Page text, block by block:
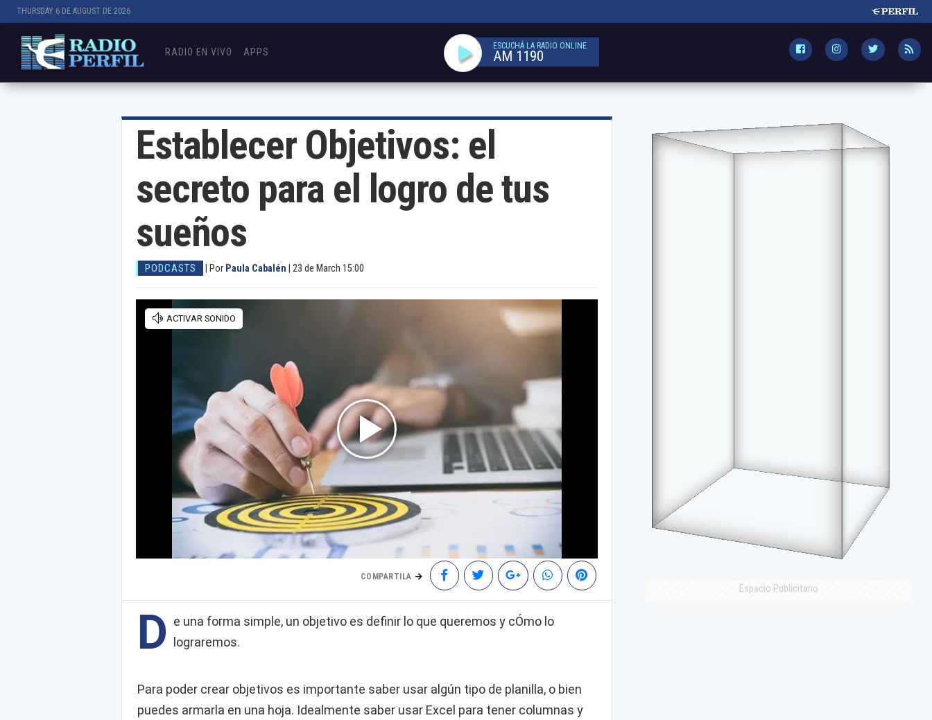
THURSDAY 6 DE AUGUST DE 2026
RADIO EN VIVO APPS
ESCUCHÁ LA RADIO ONLINE
AM 1190
Establecer Objetivos: el
secreto para el logro de tus
sueños
PODCASTS Por Paula Cabalén 23 de March 15:00
COMPARTILA
D e una forma simple, un objetivo es definir lo que queremos y cÓmo lo
lograremos.
Para poder crear objetivos es importante saber usar algún tipo de planilla, o bien
puedes armarla en una hoja. Idealmente saber usar Excel para tener columnas y
Espacio Publicitario